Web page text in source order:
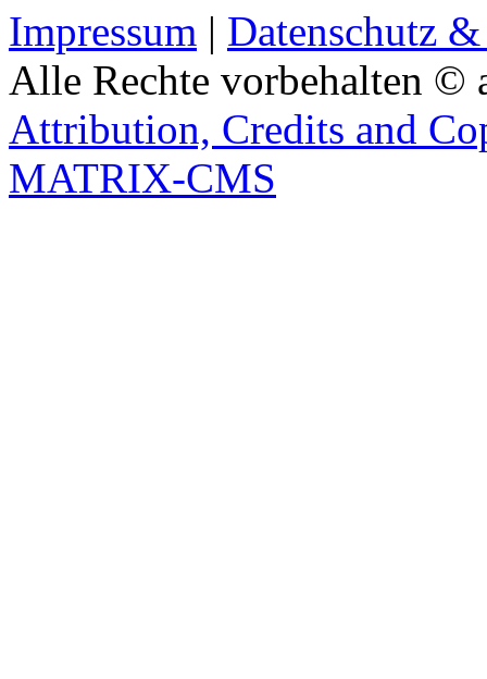
Impressum | Datenschutz
Alle Rechte vorbehalten ©
Attribution, Credits and
MATRIX-CMS